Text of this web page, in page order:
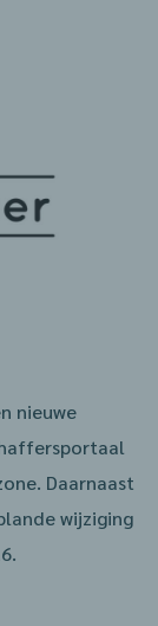
nieuwe
Daarnaast
wijziging